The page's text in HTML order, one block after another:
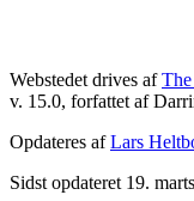
Webstedet drives af
v. 15.0, forfattet af
Opdateres afLars
Sidst opdateret 19.